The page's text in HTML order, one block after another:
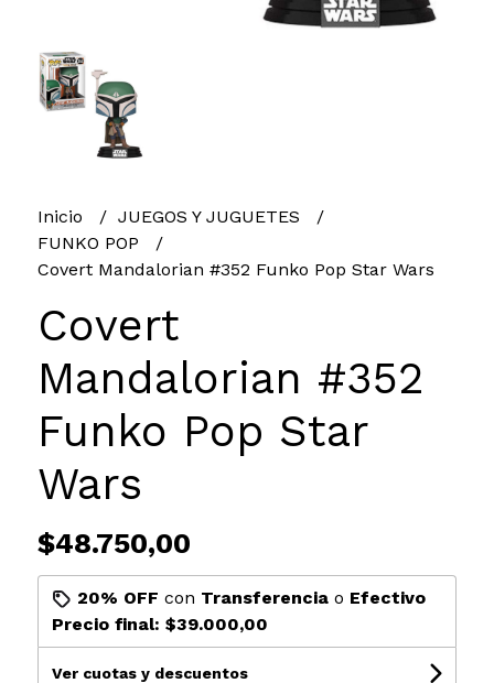
Inicio
JUEGOS Y JUGUETES
FUNKO POP
Covert Mandalorian #352 Funko Pop Star Wars
Covert
Mandalorian #352
Funko Pop Star
Wars
$48.750,00
20% OFF con Transferenciao Efectivo
Precio final: $39.000,00
Ver cuotas y descuentos